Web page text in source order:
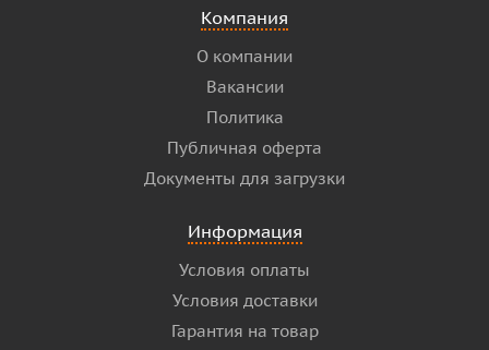
Компания
О компании
Вакансии
Политика
Публичная оферта
Документы для загрузки
Информация
Условия оплаты
Условия доставки
Гарантия на товар